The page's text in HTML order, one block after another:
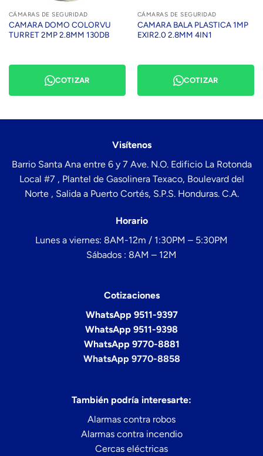
CÁMARAS DE SEGURIDAD
CAMARA DOMO COLORVU
TURRET 2MP 2.8MM 130DB
COTIZAR
CÁMARAS DE SEGURIDAD
CAMARA BALA PLASTICA 1MP
EXIR2.0 2.8MM 4IN1
COTIZAR
Visítenos
Barrio Santa Ana entre 6 y 7 Ave. N.O. Edificio La Rotonda
Local #7 , Plantel de Gasolinera Texaco, Boulevard del
Norte , Salida a Puerto Cortés, S.P.S. Honduras. C.A.
Horario
Lunes a viernes: 8AM-12m / 1:30PM – 5:30PM
Sábados : 8AM – 12M
Cotizaciones
WhatsApp 9511-9397
WhatsApp 9511-9398
WhatsApp 9770-8881
WhatsApp 9770-8858
También podría interesarte:
Alarmas contra robos
Alarmas contra incendio
Cercas eléctricas